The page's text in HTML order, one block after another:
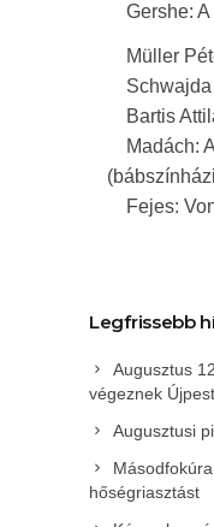
Gershe: A
Müller
Schwajda
Bartis
Madách:
Fejes:
Legfrissebb
Augusztus
végeznek
Augusztusi
hőségriasztást